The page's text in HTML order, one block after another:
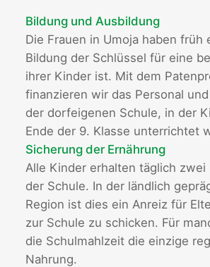
Bildung und Ausbildung
Die Frauen in Umoja haben früh
Bildung der Schlüssel für eine
ihrer Kinder ist. Mit dem
finanzieren wir das Personal
der dorfeigenen Schule, in der
Ende der 9. Klasse unterrichtet
Sicherung der Ernährung
Alle Kinder erhalten täglich zwei
der Schule. In der ländlich
Region ist dies ein Anreiz für
zur Schule zu schicken. Für
die Schulmahlzeit die einzige
Nahrung.